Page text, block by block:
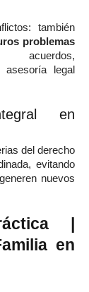
también
problemas
legal
en
del derecho
evitando
nuevos
|
en